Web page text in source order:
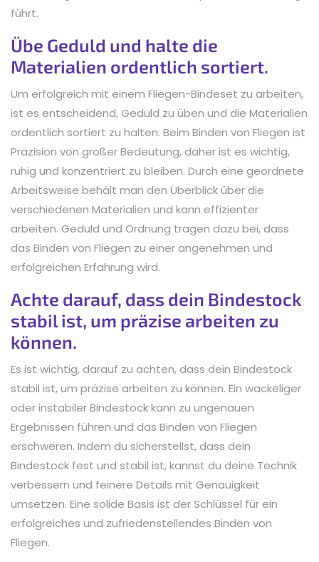
führt.
Übe Geduld und halte die
Materialien ordentlich sortiert.
Um erfolgreich mit einem Fliegen-Bindeset zu arbeiten,
ist es entscheidend, Geduld zu üben und die Materialien
ordentlich sortiert zu halten. Beim Binden von Fliegen ist
Präzision von großer Bedeutung, daher ist es wichtig,
ruhig und konzentriert zu bleiben. Durch eine geordnete
Arbeitsweise behält man den Überblick über die
verschiedenen Materialien und kann effizienter
arbeiten. Geduld und Ordnung tragen dazu bei, dass
das Binden von Fliegen zu einer angenehmen und
erfolgreichen Erfahrung wird.
Achte darauf, dass dein Bindestock
stabil ist, um präzise arbeiten zu
können.
Es ist wichtig, darauf zu achten, dass dein Bindestock
stabil ist, um präzise arbeiten zu können. Ein wackeliger
oder instabiler Bindestock kann zu ungenauen
Ergebnissen führen und das Binden von Fliegen
erschweren. Indem du sicherstellst, dass dein
Bindestock fest und stabil ist, kannst du deine Technik
verbessern und feinere Details mit Genauigkeit
umsetzen. Eine solide Basis ist der Schlüssel für ein
erfolgreiches und zufriedenstellendes Binden von
Fliegen.